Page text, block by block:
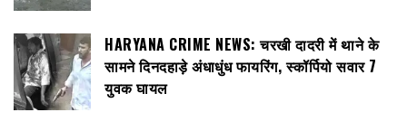
HARYANA CRIME NEWS: चरखी दादरी में थाने के
सामने दिनदहाड़े अंधाधुंध फायरिंग, स्कॉर्पियो सवार 7
युवक घायल